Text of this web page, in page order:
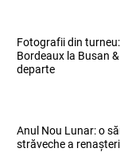
Fotografii din
Bordeaux la Busan
departe
Anul Nou Lunar: o
străveche a